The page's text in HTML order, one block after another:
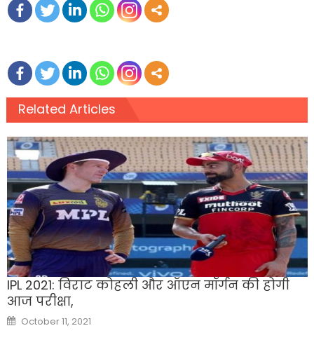
Related Articles
IPL 2021: विराट कोहली और ऑएन मॉर्गन की होगी
आज परीक्षा,
Posted
on
October 11, 2021